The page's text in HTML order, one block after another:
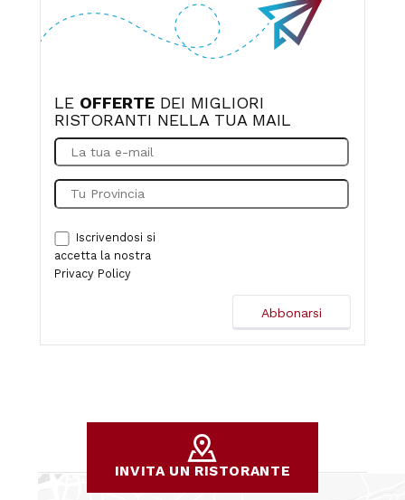
LE OFFERTE DEI MIGLIORI
RISTORANTI NELLA TUA MAIL
Iscrivendosi si
accetta la nostra
Privacy Policy
INVITA UN RISTORANTE